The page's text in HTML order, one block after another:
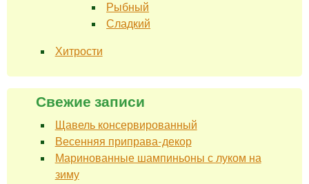
Рыбный
Сладкий
Хитрости
Свежие записи
Щавель консервированный
Весенняя приправа-декор
Маринованные шампиньоны с луком на
зиму